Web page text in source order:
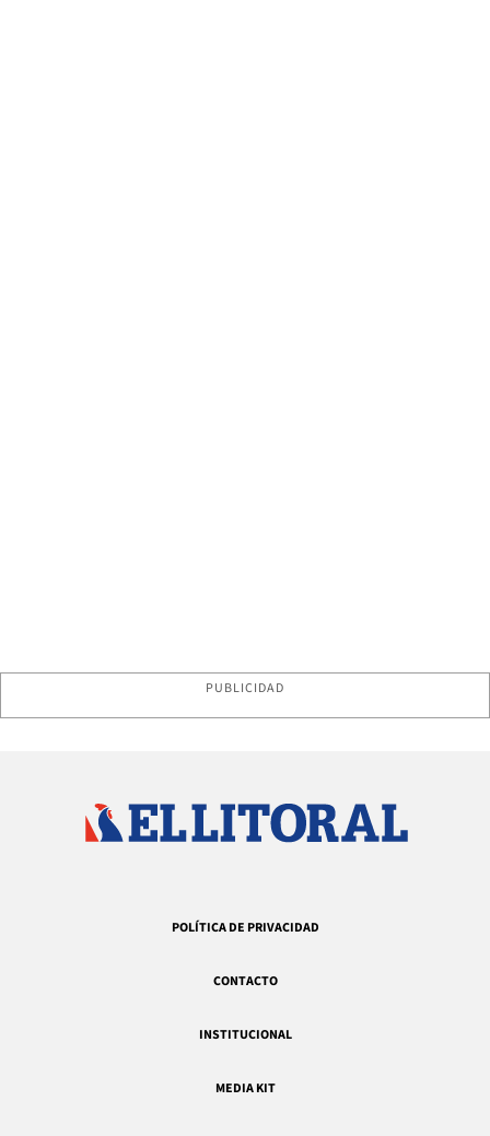
PUBLICIDAD
POLÍTICA DE PRIVACIDAD
CONTACTO
INSTITUCIONAL
MEDIA KIT